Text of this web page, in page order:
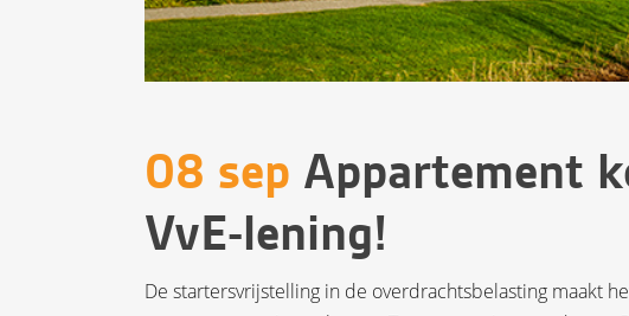
08 sep Appartement
VvE-lening!
De startersvrijstelling in de overdrachtsbelasting maakt